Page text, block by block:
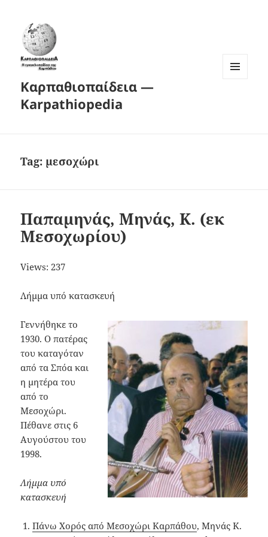
Καρπαθιοπαίδεια —
Karpathiopedia
Tag: μεσοχώρι
Παπαμηνάς, Μηνάς, Κ. (εκ
Μεσοχωρίου)
Views: 237
Λήμμα υπό κατασκευή
Γεννήθηκε το
1930. Ο πατέρας
του καταγόταν
από τα Σπόα και
η μητέρα του
από το
Μεσοχώρι.
Πέθανε στις 6
Αυγούστου του
1998.
Λήμμα υπό
κατασκευή
Πάνω Χορός από Μεσοχώρι Καρπάθου, Μηνάς Κ.